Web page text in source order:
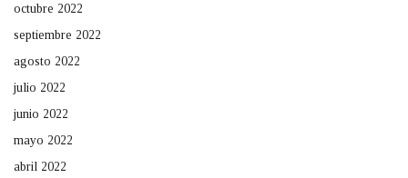
octubre 2022
septiembre 2022
agosto 2022
julio 2022
junio 2022
mayo 2022
abril 2022